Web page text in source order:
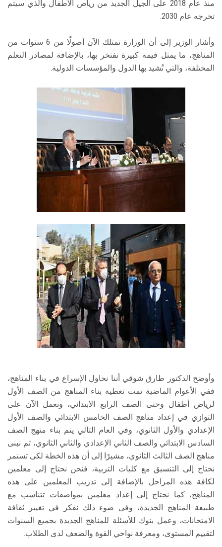
منذ عام 2018 على الجيل الجديد من رياض الأطفال والذي سيتم
تخرجه عام 2030.
وأشار الوزير إلى أن الوزارة تمتلك الآن أصولًا من 6 سنوات من
المناهج، ما يمثل قيمة كبيرة نفتخر بها، بالإضافة لمصادر التعلم
المختلفة، والتي تُشيد بها الدول والمؤسسات الدولية.
وأوضح الدكتور طارق شوقي أننا نحاول الإسراع في بناء المناهج،
ففي الأعوام الماضية تمت تغطية بناء المناهج من الصف الأول
لرياض أطفال وحتى الصف الرابع الابتدائي، ونعمل الآن على
التوازي في إعداد مناهج الصف الخامس الابتدائي والصف الأول
الإعدادي والأول الثانوي، وفي العام التالي يتم بناء منهج الصف
السادس الابتدائي والصف الثاني الإعدادي والثاني الثانوي، ثم نبنى
مناهج الصف الثالث الثانوي، مشيرًا إلى أن هذه الخطة لكى تستمر
نحتاج إلى التنسيق مع كليات التربية، فنحن نحتاج إلى معلمين
لكافة هذه المراحل بالإضافة إلى تدريب المعلمين على هذه
المناهج، كما نحتاج إلى إعداد معلمين بمواصفات تتناسب مع
طبيعة المناهج الجديدة، وفى ضوء ذلك نفكر في تغيير ثقافة
الامتحانات، وعمل بنوك للأسئلة للمناهج الجديدة بجميع السنوات
لتقييم المستوى، ومعرفة نواحي القوة والضعف لدى الطلاب.